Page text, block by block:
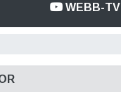
WEBB-TV